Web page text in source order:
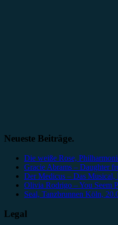
Neueste Beiträge.
Die weiße Rose,
Gracie Abrams – Daughter
Der Medicus – Das Musical,
Olivia Rodrigo – You Seem
Seal, Tanzbrunnen Köln,
Legal